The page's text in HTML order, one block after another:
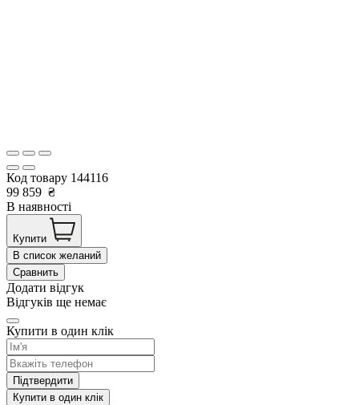
Код товару 144116
99 859 ₴
В наявності
Купити
В список желаний
Сравнить
Додати відгук
Відгуків ще немає
Купити в один клік
Підтвердити
Купити в один клік